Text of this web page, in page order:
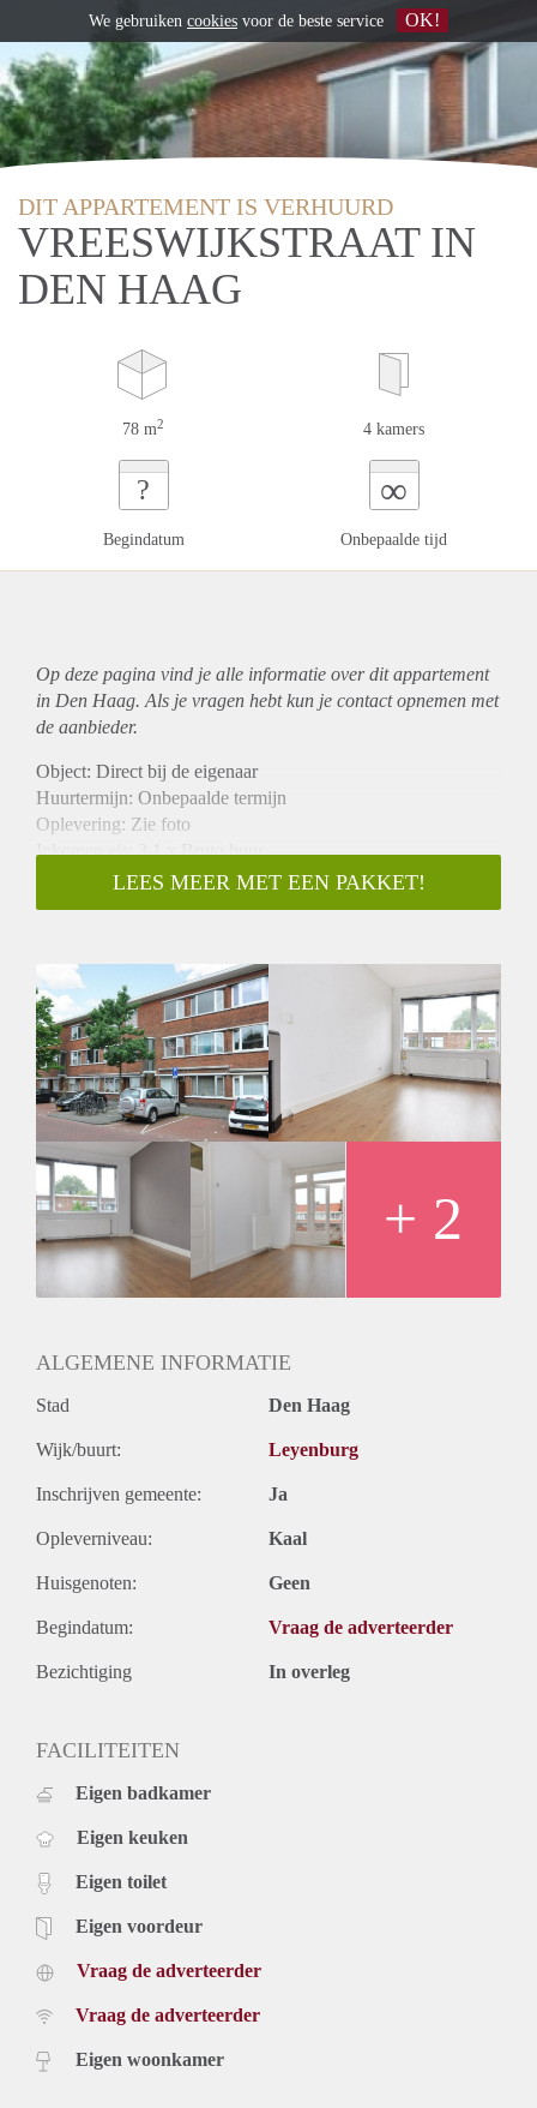
DIT APPARTEMENT IS VERHUURD
VREESWIJKSTRAAT IN
DEN HAAG
78 m2 4 kamers
?
Begindatum
∞
Onbepaalde tijd
Op deze pagina vind je alle informatie over ditappartement
in Den Haag. Als je vragen hebt kun je contact opnemen met
de aanbieder.
Object: Direct bij de eigenaar
Huurtermijn: Onbepaalde termijn
Oplevering: Zie foto
Inkomen eis: 3,1 x Bruto huur
Garantiestelling mogelijk: Ja
Borg: 1 Maand
Huisdieren toegestaan: Afhankelijk van de Eigenaar
Huurtoeslag grens: Nee
Geschikt voor studenten: Afhankelijk van de Eigenaar
LEES MEER MET EEN PAKKET!
+ 2
ALGEMENE INFORMATIE
Stad Den Haag
Wijk/buurt: Leyenburg
Inschrijven gemeente: Ja
Opleverniveau: Kaal
Huisgenoten: Geen
Begindatum: Vraag de adverteerder
Bezichtiging In overleg
FACILITEITEN
Eigen badkamer
Eigen keuken
Eigen toilet
Eigen voordeur
Vraag de adverteerder
Vraag de adverteerder
Eigen woonkamer
We gebruiken cookies voor de beste service OK!